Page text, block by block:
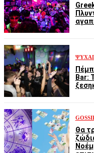
Bar:
Θα